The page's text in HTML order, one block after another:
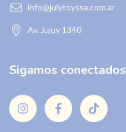
info@julytoyssa.com.ar
Av. Jujuy 1340
Sigamos conectados